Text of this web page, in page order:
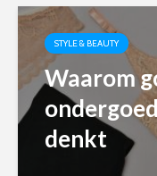
STYLE & BEAUTY
Waarom
denkt